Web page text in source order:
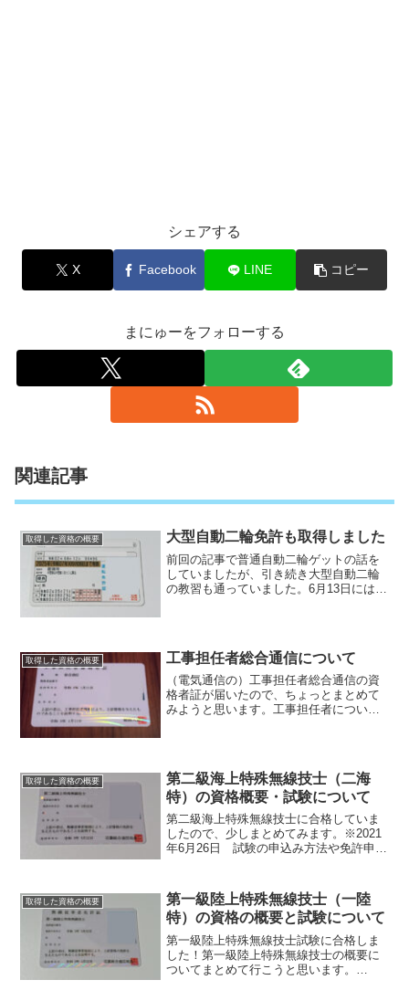
シェアする
X Facebook LINE コピー
まにゅーをフォローする
関連記事
取得した資格の概要 大型自動二輪免許も取得しました
前回の記事で普通自動二輪ゲットの話を
していましたが、引き続き大型自動二輪
の教習も通っていました。6月13日には教
取得した資格の概要 工事担任者総合通信について
（電気通信の）工事担任者総合通信の資
格者証が届いたので、ちょっとまとめて
みようと思います。工事担任者について
資格である。Wikipe...
取得した資格の概要
第二級海上特殊無線技士（二海
特）の資格概要・試験について
第二級海上特殊無線技士に合格していま
したので、少しまとめてみます。※2021
年6月26日 試験の申込み方法や免許申請
海岸局及び船舶のための無線航行局の無
線設備で次に掲げ...
取得した資格の概要
第一級陸上特殊無線技士（一陸
特）の資格の概要と試験について
第一級陸上特殊無線技士試験に合格しま
した！第一級陸上特殊無線技士の概要に
ついてまとめて行こうと思います。